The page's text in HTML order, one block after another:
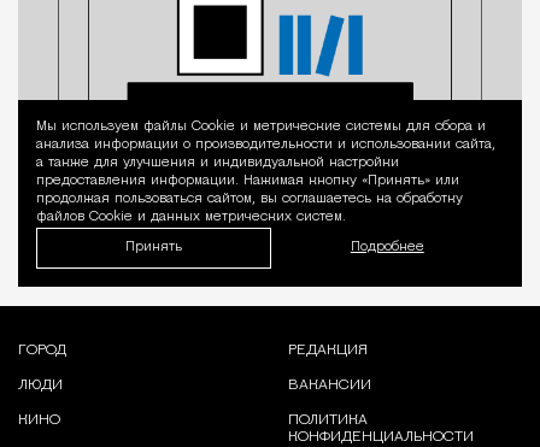
Уведомление
Мы используем файлы Сookie и метрические системы для сбора и
анализа информации о производительности и использовании сайта,
а также для улучшения и индивидуальной настройки
предоставления информации. Нажимая кнопку «Принять» или
продолжая пользоваться сайтом, вы соглашаетесь на обработку
файлов Cookie и данных метрических систем.
Принять Подробнее
ГОРОД
ЛЮДИ
КИНО
РЕДАКЦИЯ
ВАКАНСИИ
ПОЛИТИКА
КОНФИДЕНЦИАЛЬНОСТИ